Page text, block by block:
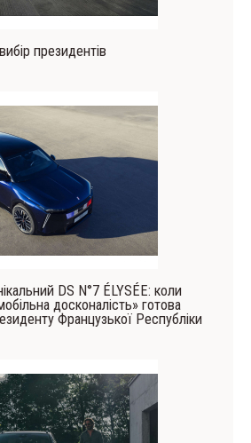
президентів
DS N°7 ÉLYSÉE: коли
досконалість» готова
Французької Республіки